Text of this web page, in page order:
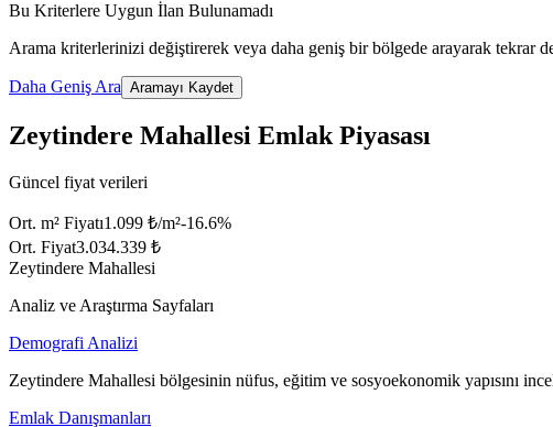
Bu Kriterlere Uygun İlan Bulunamadı
Arama kriterlerinizi değiştirerek veya daha geniş bir bölgede arayarak tekrar
Daha Geniş Ara Aramayı Kaydet
Zeytindere Mahallesi Emlak Piyasası
Güncel fiyat verileri
Ort. m² Fiyatı1.099 ₺/m²-16.6%
Ort. Fiyat3.034.339 ₺
Zeytindere Mahallesi
Analiz ve Araştırma Sayfaları
Demografi Analizi
Zeytindere Mahallesi bölgesinin nüfus, eğitim ve sosyoekonomik yapısını
Emlak Danışmanları